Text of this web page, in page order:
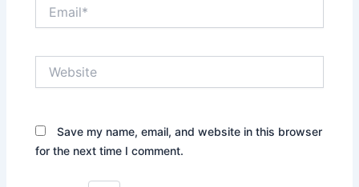
Save my name, email, and website in this browser
for the next time I comment.